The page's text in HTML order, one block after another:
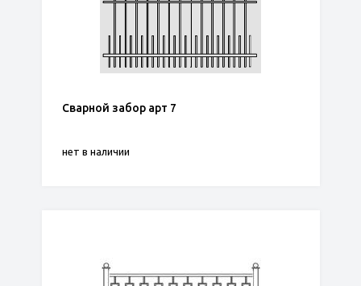
Сварной забор арт 7
нет в наличии